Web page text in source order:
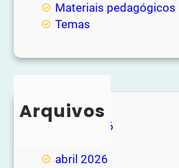
Materiais pedagógicos
Temas
Arquivos
junho 2026
abril 2026